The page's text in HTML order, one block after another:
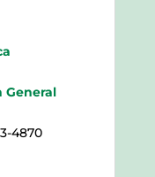
General
4870